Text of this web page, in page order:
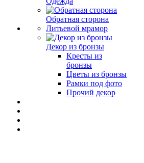
Обратная сторона
Литьевой мрамор
Декор из бронзы
Кресты из
бронзы
Цветы из бронзы
Рамки под фото
Прочий декор